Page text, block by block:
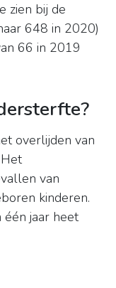
zien bij de
648 in 2020)
66 in 2019
overlijden van
van
kinderen.
jaar heet